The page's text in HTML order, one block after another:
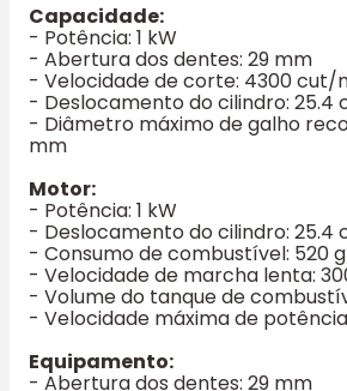
Capacidade:
- Potência: 1 kW
- Abertura dos dentes: 29 mm
- Velocidade de corte: 4300 cut/
- Deslocamento do cilindro: 25.4
- Diâmetro máximo de galho
mm
Motor:
- Potência: 1 kW
- Deslocamento do cilindro: 25.4
- Consumo de combustível: 520
- Velocidade de marcha lenta:
- Volume do tanque de
- Velocidade máxima de
Equipamento:
- Abertura dos dentes: 29 mm